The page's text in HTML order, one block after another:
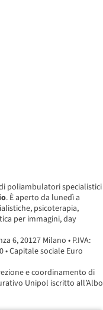
poliambulatori specialistici
. È aperto da lunedì a
psicoterapia,
per immagini, day
6, 20127 Milano • P.IVA:
• Capitale sociale Euro
e coordinamento di
Unipol iscritto all’Albo